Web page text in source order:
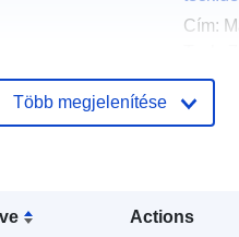
Actions
Cím:
URL:
2026
Több megjelenítése